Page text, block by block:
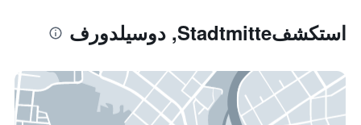
استكشفStadtmitte, دوسيلدورف